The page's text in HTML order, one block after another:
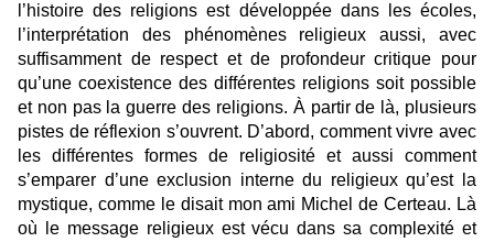
l’histoire des religions est développée dans les écoles,
l’interprétation des phénomènes religieux aussi, avec
suffisamment de respect et de profondeur critique pour
qu’une coexistence des différentes religions soit possible
et non pas la guerre des religions. À partir de là, plusieurs
pistes de réflexion s’ouvrent. D’abord, comment vivre avec
les différentes formes de religiosité et aussi comment
s’emparer d’une exclusion interne du religieux qu’est la
mystique, comme le disait mon ami Michel de Certeau. Là
où le message religieux est vécu dans sa complexité et